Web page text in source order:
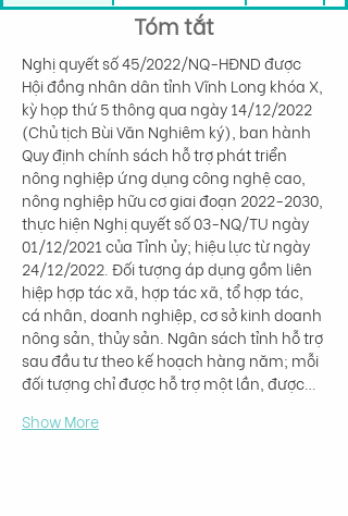
Tóm tắt
Nghị quyết số 45/2022/NQ-HĐND được
Hội đồng nhân dân tỉnh Vĩnh Long khóa X,
kỳ họp thứ 5 thông qua ngày 14/12/2022
(Chủ tịch Bùi Văn Nghiêm ký), ban hành
Quy định chính sách hỗ trợ phát triển
nông nghiệp ứng dụng công nghệ cao,
nông nghiệp hữu cơ giai đoạn 2022-2030,
thực hiện Nghị quyết số 03-NQ/TU ngày
01/12/2021 của Tỉnh ủy; hiệu lực từ ngày
24/12/2022. Đối tượng áp dụng gồm liên
hiệp hợp tác xã, hợp tác xã, tổ hợp tác,
cá nhân, doanh nghiệp, cơ sở kinh doanh
nông sản, thủy sản. Ngân sách tỉnh hỗ trợ
sau đầu tư theo kế hoạch hàng năm; mỗi
đối tượng chỉ được hỗ trợ một lần, được…
Show More